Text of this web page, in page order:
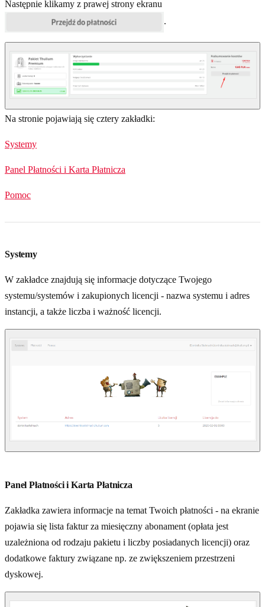
Następnie klikamy z prawej strony ekranu
.
Na stronie pojawiają się cztery zakładki:
Systemy
Panel Płatności i Karta Płatnicza
Pomoc
Systemy
W zakładce znajdują się informacje dotyczące Twojego
systemu/systemów i zakupionych licencji - nazwa systemu i adres
instancji, a także liczba i ważność licencji.
Panel Płatności i Karta Płatnicza
Zakładka zawiera informacje na temat Twoich płatności - na ekranie
pojawia się lista faktur za miesięczny abonament (opłata jest
uzależniona od rodzaju pakietu i liczby posiadanych licencji) oraz
dodatkowe faktury związane np. ze zwiększeniem przestrzeni
dyskowej.